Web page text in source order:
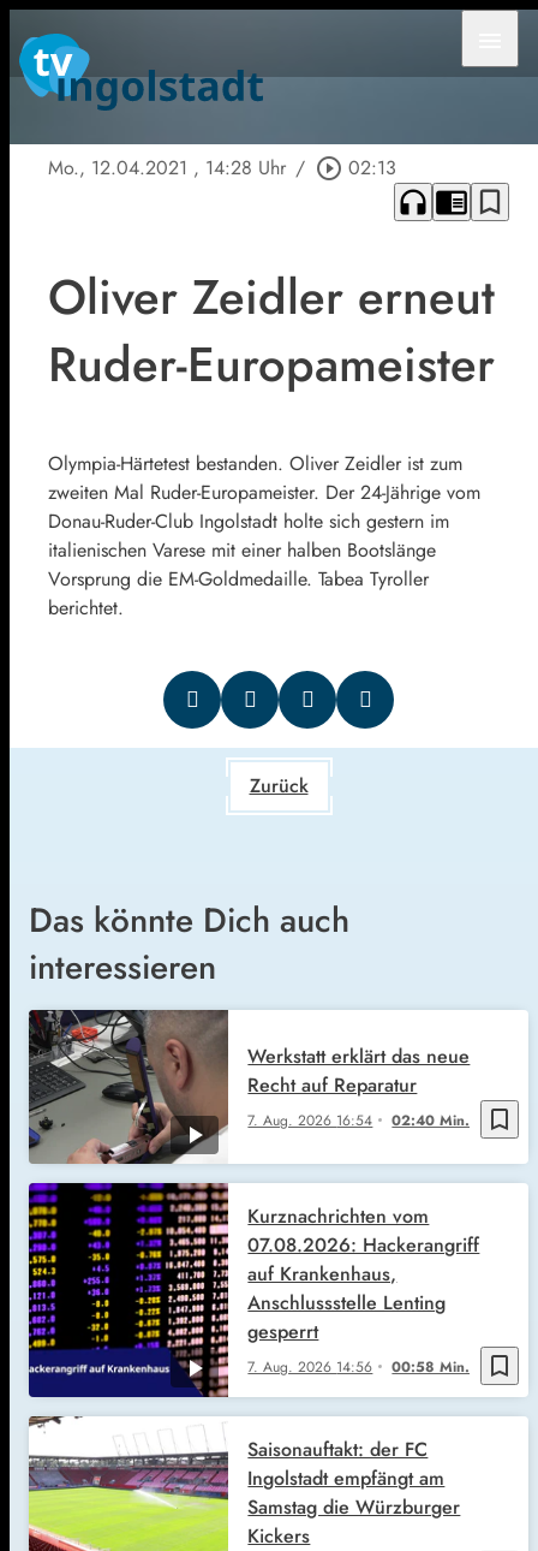
Mo., 12.04.2021 , 14:28 Uhr / play_circle_outline 02:13
headphones chrome_reader_mode bookmark_border
Oliver Zeidler erneut
Ruder-Europameister
Olympia-Härtetest bestanden. Oliver Zeidler ist zum
zweiten Mal Ruder-Europameister. Der 24-Jährige vom
Donau-Ruder-Club Ingolstadt holte sich gestern im
italienischen Varese mit einer halben Bootslänge
Vorsprung die EM-Goldmedaille. Tabea Tyroller
berichtet.
Zurück
Das könnte Dich auch
interessieren
bookmark_border
7. Aug. 2026 16:54 02:40 Min.
Werkstatt erklärt das neue
Recht auf Reparatur
bookmark_border
7. Aug. 2026 14:56 00:58 Min.
Kurznachrichten vom
07.08.2026: Hackerangriff
auf Krankenhaus,
Anschlussstelle Lenting
gesperrt
Saisonauftakt: der FC
Ingolstadt empfängt am
Samstag die Würzburger
Kickers